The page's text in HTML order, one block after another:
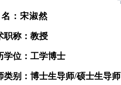
名：宋淑然
职称：教授
学位：工学博士
类别：博士生导师/硕士生导师